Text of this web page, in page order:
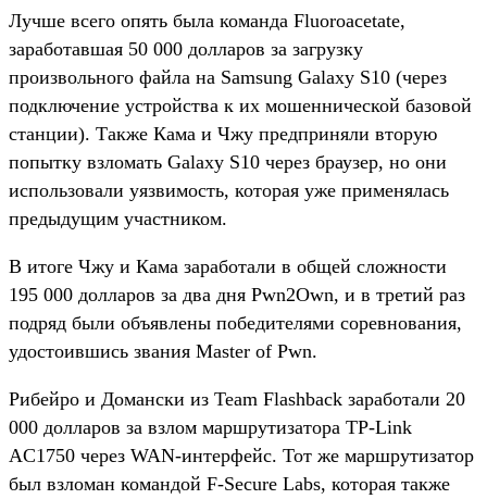
Лучше всего опять была команда Fluoroacetate,
заработавшая 50 000 долларов за загрузку
произвольного файла на Samsung Galaxy S10 (через
подключение устройства к их мошеннической базовой
станции). Также Кама и Чжу предприняли вторую
попытку взломать Galaxy S10 через браузер, но они
использовали уязвимость, которая уже применялась
предыдущим участником.
В итоге Чжу и Кама заработали в общей сложности
195 000 долларов за два дня Pwn2Own, и в третий раз
подряд были объявлены победителями соревнования,
удостоившись звания Master of Pwn.
Рибейро и Домански из Team Flashback заработали 20
000 долларов за взлом маршрутизатора TP-Link
AC1750 через WAN-интерфейс. Тот же маршрутизатор
был взломан командой F-Secure Labs, которая также